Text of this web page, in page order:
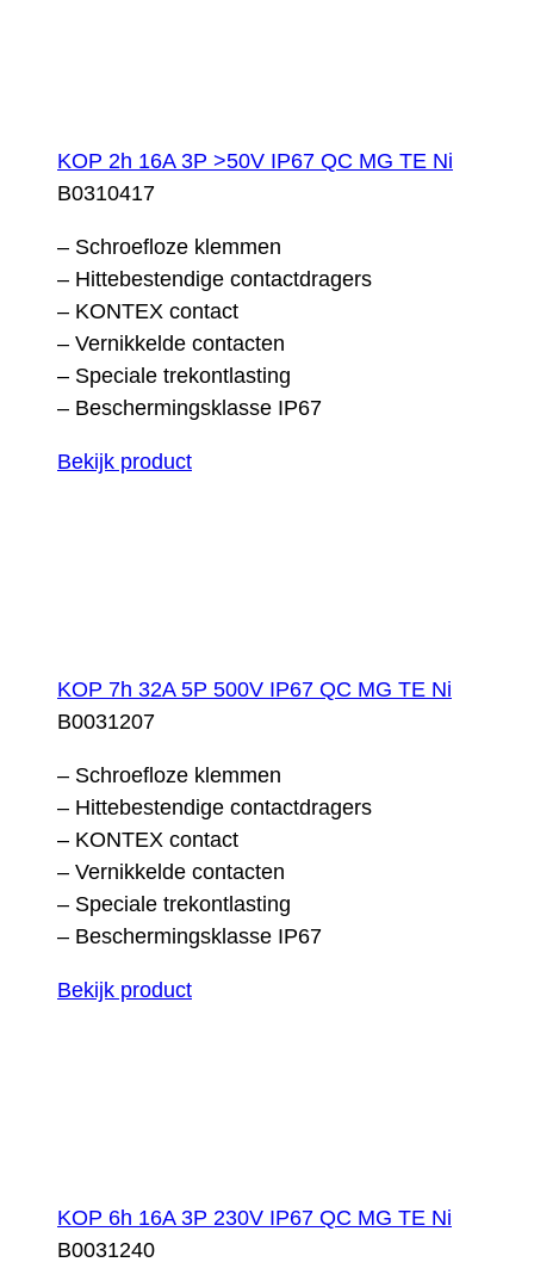
KOP 2h 16A 3P >50V IP67 QC MG TE Ni
B0310417
– Schroefloze klemmen
– Hittebestendige contactdragers
– KONTEX contact
– Vernikkelde contacten
– Speciale trekontlasting
– Beschermingsklasse IP67
Bekijk product
KOP 7h 32A 5P 500V IP67 QC MG TE Ni
B0031207
– Schroefloze klemmen
– Hittebestendige contactdragers
– KONTEX contact
– Vernikkelde contacten
– Speciale trekontlasting
– Beschermingsklasse IP67
Bekijk product
KOP 6h 16A 3P 230V IP67 QC MG TE Ni
B0031240